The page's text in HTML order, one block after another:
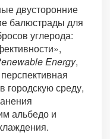
двусторонние
балюстрады для
углерода:
Energy,
городскую среду,
альбедо и